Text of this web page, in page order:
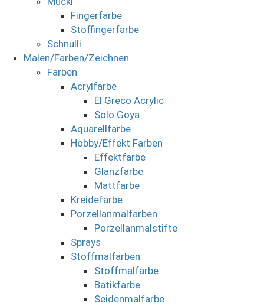
Fingerfarbe
Stoffingerfarbe
Schnulli
Malen/Farben/Zeichnen
Farben
Acrylfarbe
El Greco Acrylic
Solo Goya
Aquarellfarbe
Hobby/Effekt Farben
Effektfarbe
Glanzfarbe
Mattfarbe
Kreidefarbe
Porzellanmalfarben
Porzellanmalstifte
Sprays
Stoffmalfarben
Stoffmalfarbe
Batikfarbe
Seidenmalfarbe